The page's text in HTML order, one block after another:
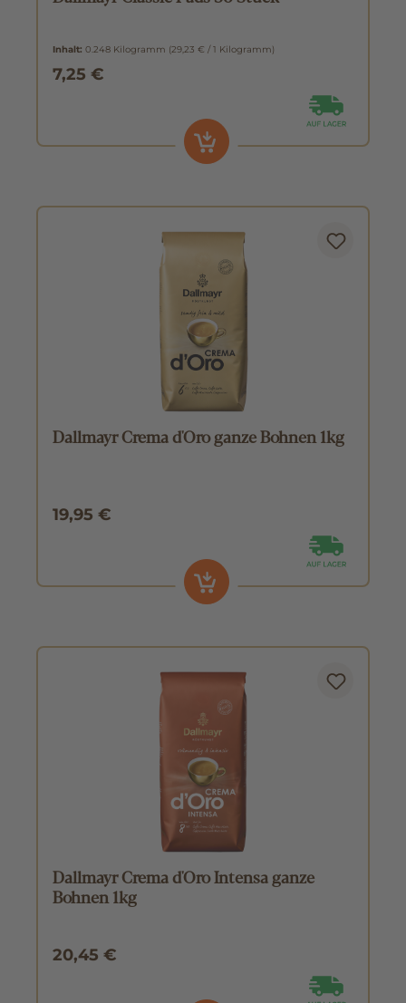
Inhalt: 0.248 Kilogramm (29,23 € / 1 Kilogramm)
7,25 €
Dallmayr Crema d'Oro ganze Bohnen 1kg
19,95 €
Dallmayr Crema d'Oro Intensa ganze
Bohnen 1kg
20,45 €